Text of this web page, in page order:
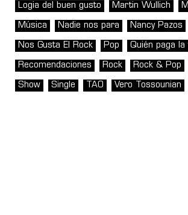
Logia del buen gusto Martin Wullich
Música Nadie nos para Nancy Pazos
Nos Gusta El Rock Pop Quién paga la
Recomendaciones Rock Rock & Pop
Show Single TAO Vero Tossounian